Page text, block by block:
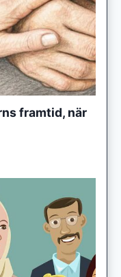
framtid, när